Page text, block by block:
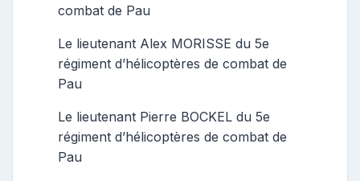
combat de Pau
Le lieutenant Alex MORISSE du 5e
régiment d’hélicoptères de combat de
Pau
Le lieutenant Pierre BOCKEL du 5e
régiment d’hélicoptères de combat de
Pau